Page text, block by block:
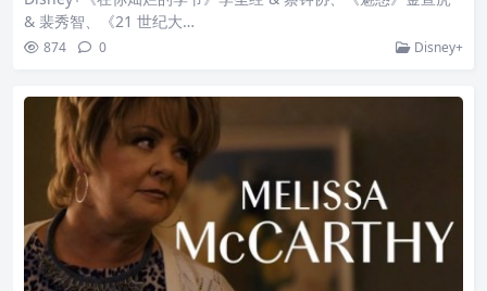
& 裴秀智、《21 世纪大…
874 0 Disney+